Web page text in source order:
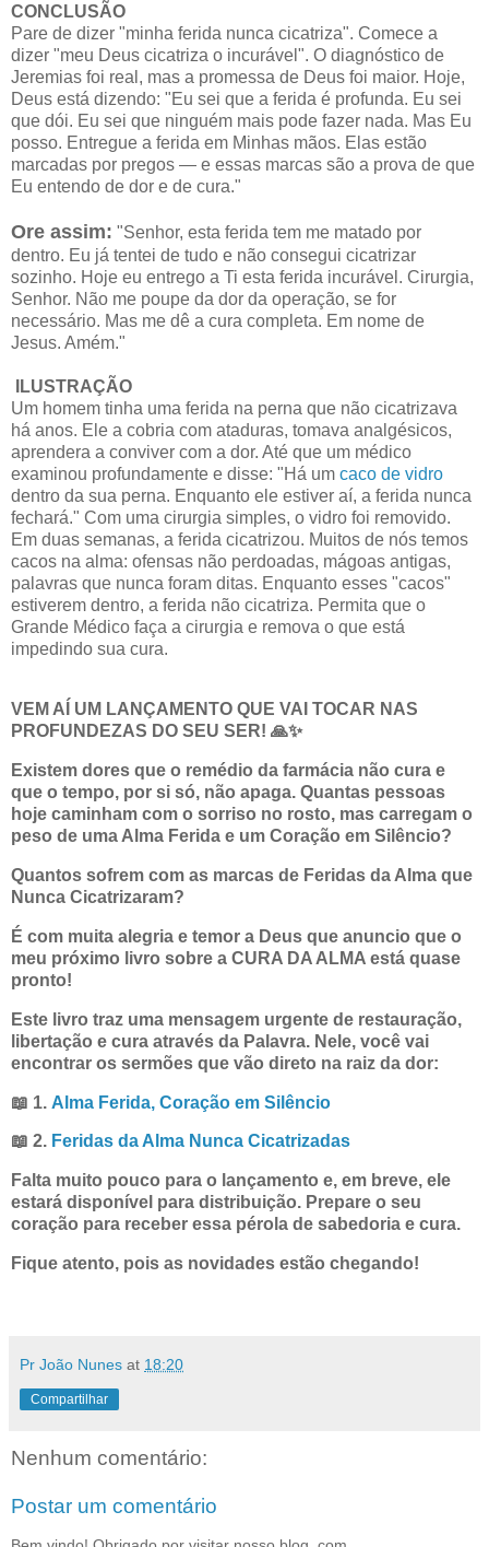
CONCLUSÃO
Pare de dizer "minha ferida nunca cicatriza". Comece a
dizer "meu Deus cicatriza o incurável". O diagnóstico de
Jeremias foi real, mas a promessa de Deus foi maior. Hoje,
Deus está dizendo: "Eu sei que a ferida é profunda. Eu sei
que dói. Eu sei que ninguém mais pode fazer nada. Mas Eu
posso. Entregue a ferida em Minhas mãos. Elas estão
marcadas por pregos — e essas marcas são a prova de que
Eu entendo de dor e de cura."
Ore assim: "Senhor, esta ferida tem me matado por
dentro. Eu já tentei de tudo e não consegui cicatrizar
sozinho. Hoje eu entrego a Ti esta ferida incurável. Cirurgia,
Senhor. Não me poupe da dor da operação, se for
necessário. Mas me dê a cura completa. Em nome de
Jesus. Amém."
ILUSTRAÇÃO
Um homem tinha uma ferida na perna que não cicatrizava
há anos. Ele a cobria com ataduras, tomava analgésicos,
aprendera a conviver com a dor. Até que um médico
examinou profundamente e disse: "Há um caco de vidro
dentro da sua perna. Enquanto ele estiver aí, a ferida nunca
fechará." Com uma cirurgia simples, o vidro foi removido.
Em duas semanas, a ferida cicatrizou. Muitos de nós temos
cacos na alma: ofensas não perdoadas, mágoas antigas,
palavras que nunca foram ditas. Enquanto esses "cacos"
estiverem dentro, a ferida não cicatriza. Permita que o
Grande Médico faça a cirurgia e remova o que está
impedindo sua cura.
VEM AÍ UM LANÇAMENTO QUE VAI TOCAR NAS
PROFUNDEZAS DO SEU SER! 🙏✨
Existem dores que o remédio da farmácia não cura e
que o tempo, por si só, não apaga. Quantas pessoas
hoje caminham com o sorriso no rosto, mas carregam o
peso de uma Alma Ferida e um Coração em Silêncio?
Quantos sofrem com as marcas de Feridas da Alma que
Nunca Cicatrizaram?
É com muita alegria e temor a Deus que anuncio que o
meu próximo livro sobre a CURA DA ALMA está quase
pronto!
Este livro traz uma mensagem urgente de restauração,
libertação e cura através da Palavra. Nele, você vai
encontrar os sermões que vão direto na raiz da dor:
📖 1. Alma Ferida, Coração em Silêncio
📖 2. Feridas da Alma Nunca Cicatrizadas
Falta muito pouco para o lançamento e, em breve, ele
estará disponível para distribuição. Prepare o seu
coração para receber essa pérola de sabedoria e cura.
Fique atento, pois as novidades estão chegando!
Pr João Nunes at 18:20
Compartilhar
Nenhum comentário:
Postar um comentário